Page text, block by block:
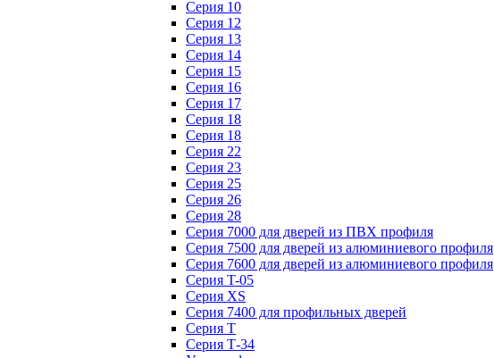
Серия 10
Серия 12
Серия 13
Серия 14
Серия 15
Серия 16
Серия 17
Серия 18
Серия 18
Серия 22
Серия 23
Серия 25
Серия 26
Серия 28
Серия 7000 для дверей из ПВХ профиля
Серия 7500 для дверей из алюминиевого профиля
Серия 7600 для дверей из алюминиевого профиля
Серия T-05
Серия XS
Серия 7400 для профильных дверей
Серия Т
Серия Т-34